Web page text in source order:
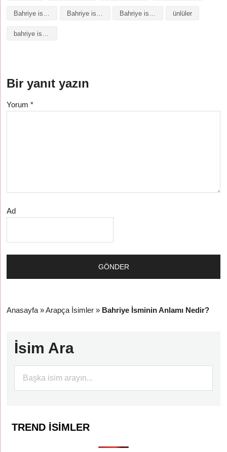
Bahriye isminin baş harfleriyle şiir Bahriye isminin kökeni Bahriye isminin numerolojisi ünlüler
Bir yanıt yazın
Yorum*
Ad
Anasayfa »Arapça İsimler » Bahriye İsminin Anlamı Nedir?
İsim Ara
TREND İSIMLER